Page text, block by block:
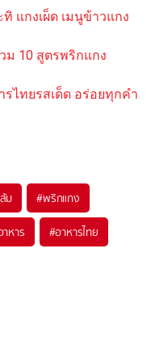
แกงเผ็ด เมนูข้าวแกง
ม 10 สูตรพริกแกง
ไทยรสเด็ด อร่อยทุกคำ
ม #พริกแกง
หาร #อาหารไทย